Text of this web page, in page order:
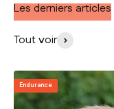
Les derniers articles
Tout voir
Endurance